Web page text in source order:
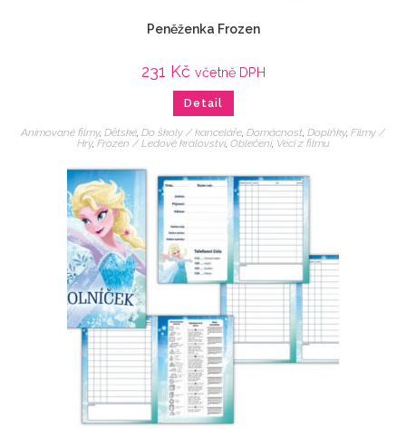
Peněženka Frozen
231 Kč včetně DPH
Detail
Animované filmy, Dětské, Do školy / kanceláře, Domácnost, Doplňky, Filmy /
Hry, Frozen / Ledové království, Oblečení, Veci z filmu